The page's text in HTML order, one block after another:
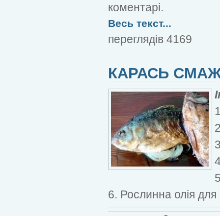
коментарі.
Весь текст...
переглядів 4169
КАРАСЬ
6. Рослинна олія